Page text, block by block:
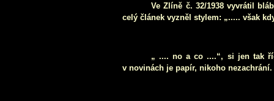
Ve Zlíně č. 32/1938 vyvrátil
celý článek vyzněl stylem: „..... však
„ .... no a co ....“, si jen tak
v novinách je papír, nikoho